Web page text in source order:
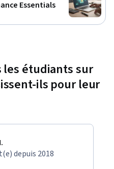
Essentials
les étudiants sur
ils pour leur
depuis 2018